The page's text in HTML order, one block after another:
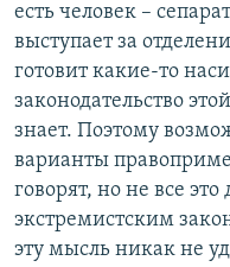
есть человек –
выступает за
готовит какие-то
законодательство
знает. Поэтому
варианты
говорят, но не все
экстремистским
эту мысль никак не